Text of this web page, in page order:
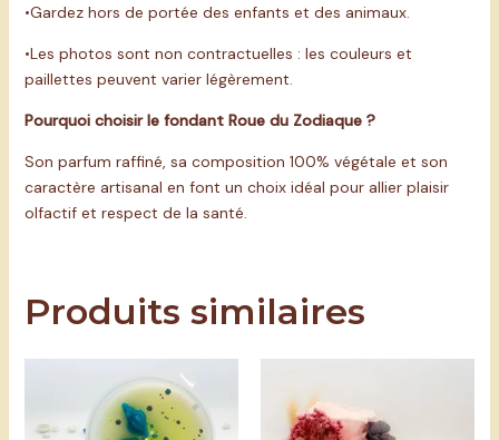
•Gardez hors de portée des enfants et des animaux.
•Les photos sont non contractuelles : les couleurs et
paillettes peuvent varier légèrement.
Pourquoi choisir le fondant Roue du Zodiaque ?
Son parfum raffiné, sa composition 100% végétale et son
caractère artisanal en font un choix idéal pour allier plaisir
olfactif et respect de la santé.
Produits similaires